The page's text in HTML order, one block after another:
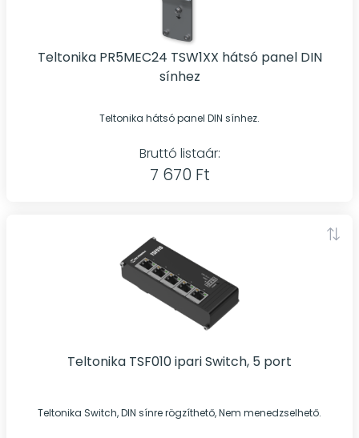
Teltonika PR5MEC24 TSW1XX hátsó panel DIN
sínhez
Teltonika hátsó panel DIN sínhez.
Bruttó listaár:
7 670 Ft
Teltonika TSF010 ipari Switch, 5 port
Teltonika Switch, DIN sínre rögzíthető, Nem menedzselhető.